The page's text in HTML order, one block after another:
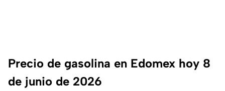
Precio de gasolina en Edomex hoy 8
de junio de 2026